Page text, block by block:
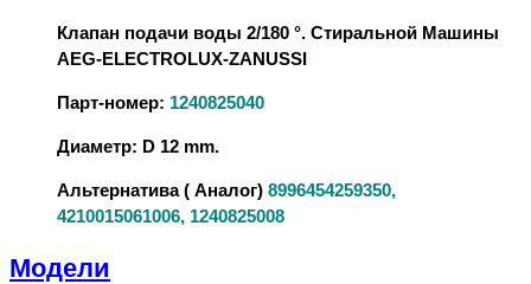
Клапан подачи воды 2/180 °. Стиральной Машины
AEG-ELECTROLUX-ZANUSSI
Парт-номер: 1240825040
Диаметр: D 12 mm.
Альтернатива ( Аналог) 8996454259350,
4210015061006, 1240825008
Модели